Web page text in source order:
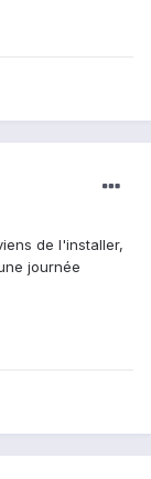
de l'installer,
journée